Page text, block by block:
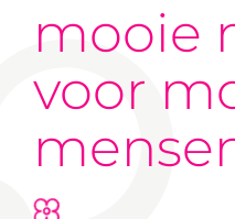
mooie
voor